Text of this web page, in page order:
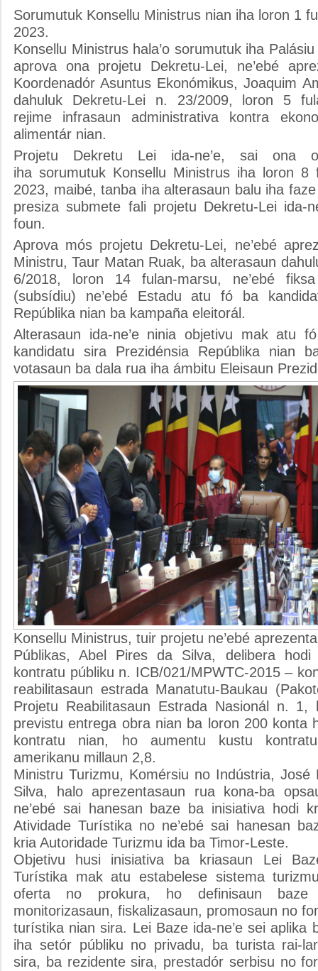
Sorumutuk Konsellu Ministrus nian iha loron 1
2023.
Konsellu Ministrus hala’o sorumutuk iha
aprova ona projetu Dekretu-Lei, ne’ebé
Koordenadór Asuntus Ekonómikus, Joaquim
dahuluk Dekretu-Lei n. 23/2009, loron 5
rejime infrasaun administrativa kontra
alimentár nian.
Projetu Dekretu Lei ida-ne’e, sai ona
iha sorumutuk Konsellu Ministrus iha loron 8
2023, maibé, tanba iha alterasaun balu iha
presiza submete fali projetu Dekretu-Lei ida-
foun.
Aprova mós projetu Dekretu-Lei, ne’ebé
Ministru, Taur Matan Ruak, ba alterasaun
6/2018, loron 14 fulan-marsu, ne’ebé
(subsídiu) ne’ebé Estadu atu fó ba
Repúblika nian ba kampaña eleitorál.
Alterasaun ida-ne’e ninia objetivu mak atu
kandidatu sira Prezidénsia Repúblika nian
votasaun ba dala rua iha ámbitu Eleisaun
Konsellu Ministrus, tuir projetu ne’ebé
Públikas, Abel Pires da Silva, delibera
kontratu públiku n. ICB/021/MPWTC-2015 –
reabilitasaun estrada Manatutu-Baukau
Projetu Reabilitasaun Estrada Nasionál n. 1,
previstu entrega obra nian ba loron 200 konta
kontratu nian, ho aumentu kustu
amerikanu millaun 2,8.
Ministru Turizmu, Komérsiu no Indústria,
Silva, halo aprezentasaun rua kona-ba
ne’ebé sai hanesan baze ba inisiativa hodi
Atividade Turístika no ne’ebé sai hanesan
kria Autoridade Turizmu ida ba Timor-Leste.
Objetivu husi inisiativa ba kriasaun Lei
Turístika mak atu estabelese sistema
oferta no prokura, ho definisaun baze
monitorizasaun, fiskalizasaun, promosaun no
turístika nian sira. Lei Baze ida-ne’e sei aplika
iha setór públiku no privadu, ba turista rai-
sira, ba rezidente sira, prestadór serbisu no